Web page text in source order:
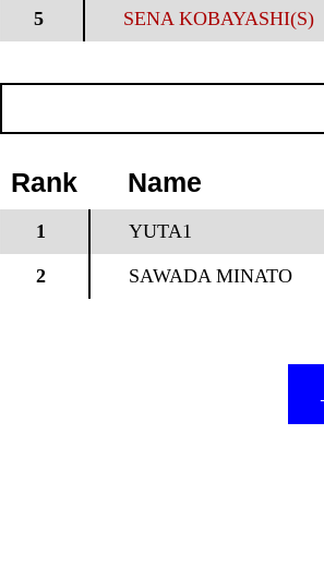
5 SENA KOBAYASHI(S)
Rank Name
1 YUTA1
2 SAWADA MINATO